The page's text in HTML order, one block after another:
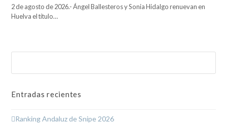
2 de agosto de 2026.- Ángel Ballesteros y Sonia Hidalgo renuevan en
Huelva el título…
Entradas recientes
Ranking Andaluz de Snipe 2026